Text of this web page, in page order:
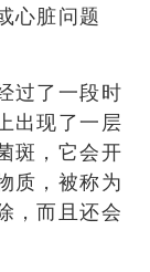
心脏问题
过了一段时
出现了一层
斑，它会开
质，被称为
，而且还会